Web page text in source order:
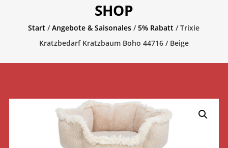
SHOP
Start /Angebote & Saisonales /5% Rabatt / Trixie
Kratzbedarf Kratzbaum Boho 44716 / Beige